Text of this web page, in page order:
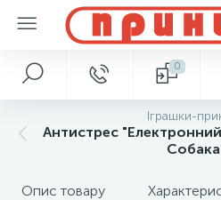
0
Іграшки-
Антистрес
Опис товару